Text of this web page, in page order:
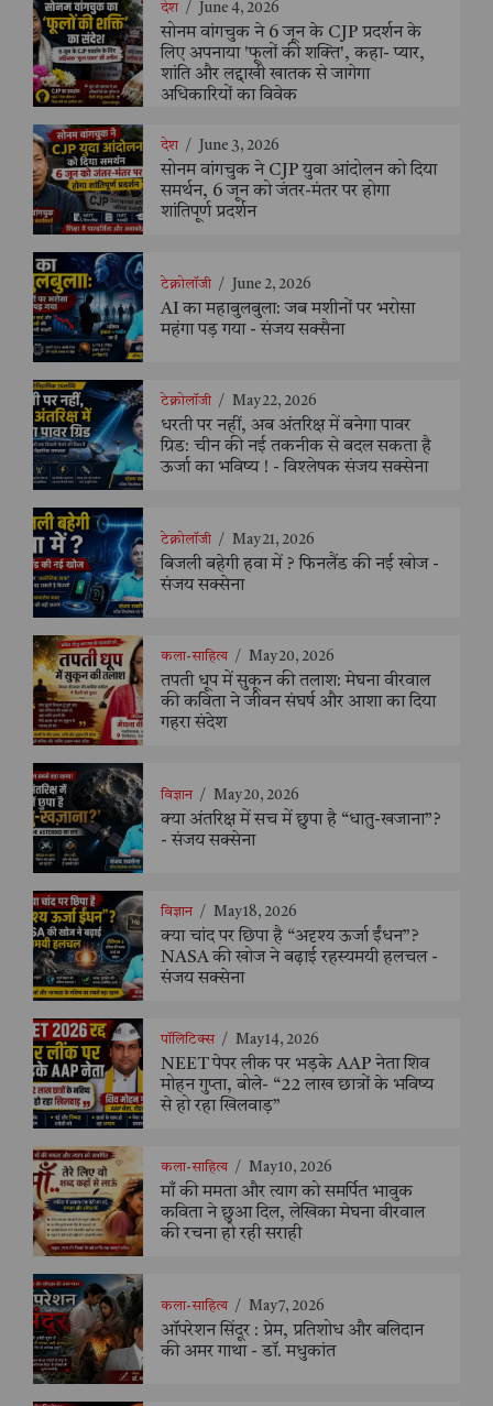
देश / June 4, 2026
सोनम वांगचुक ने 6 जून के CJP प्रदर्शन के
लिए अपनाया 'फूलों की शक्ति', कहा- प्यार,
शांति और लद्दाखी खातक से जागेगा
अधिकारियों का विवेक
देश / June 3, 2026
सोनम वांगचुक ने CJP युवा आंदोलन को दिया
समर्थन, 6 जून को जंतर-मंतर पर होगा
शांतिपूर्ण प्रदर्शन
टेक्नोलॉजी / June 2, 2026
AI का महाबुलबुला: जब मशीनों पर भरोसा
महंगा पड़ गया - संजय सक्सैना
टेक्नोलॉजी / May 22, 2026
धरती पर नहीं, अब अंतरिक्ष में बनेगा पावर
ग्रिड: चीन की नई तकनीक से बदल सकता है
ऊर्जा का भविष्य ! - विश्लेषक संजय सक्सेना
टेक्नोलॉजी / May 21, 2026
बिजली बहेगी हवा में ? फिनलैंड की नई खोज -
संजय सक्सेना
कला-साहित्य / May 20, 2026
तपती धूप में सुकून की तलाश: मेघना वीरवाल
की कविता ने जीवन संघर्ष और आशा का दिया
गहरा संदेश
विज्ञान / May 20, 2026
क्या अंतरिक्ष में सच में छुपा है “धातु-खजाना”?
- संजय सक्सेना
विज्ञान / May 18, 2026
क्या चांद पर छिपा है “अदृश्य ऊर्जा ईंधन”?
NASA की खोज ने बढ़ाई रहस्यमयी हलचल -
संजय सक्सेना
पॉलिटिक्स / May 14, 2026
NEET पेपर लीक पर भड़के AAP नेता शिव
मोहन गुप्ता, बोले- “22 लाख छात्रों के भविष्य
से हो रहा खिलवाड़”
कला-साहित्य / May 10, 2026
माँ की ममता और त्याग को समर्पित भावुक
कविता ने छुआ दिल, लेखिका मेघना वीरवाल
की रचना हो रही सराही
कला-साहित्य / May 7, 2026
ऑपरेशन सिंदूर : प्रेम, प्रतिशोध और बलिदान
की अमर गाथा - डॉ. मधुकांत